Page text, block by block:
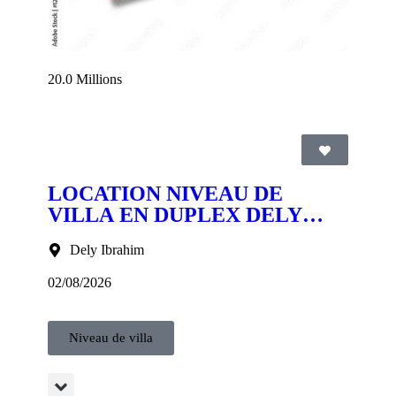
20.0 Millions
LOCATION NIVEAU DE
VILLA EN DUPLEX DELY
Dely Ibrahim
02/08/2026
Niveau de villa